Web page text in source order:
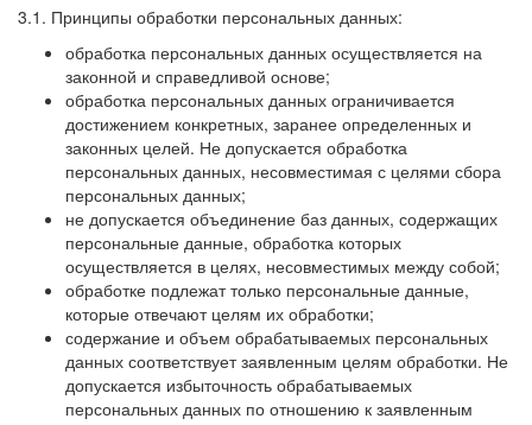
3.1. Принципы обработки персональных данных:
обработка персональных данных осуществляется на
законной и справедливой основе;
обработка персональных данных ограничивается
достижением конкретных, заранее определенных и
законных целей. Не допускается обработка
персональных данных, несовместимая с целями сбора
персональных данных;
не допускается объединение баз данных, содержащих
персональные данные, обработка которых
осуществляется в целях, несовместимых между собой;
обработке подлежат только персональные данные,
которые отвечают целям их обработки;
содержание и объем обрабатываемых персональных
данных соответствует заявленным целям обработки. Не
допускается избыточность обрабатываемых
персональных данных по отношению к заявленным